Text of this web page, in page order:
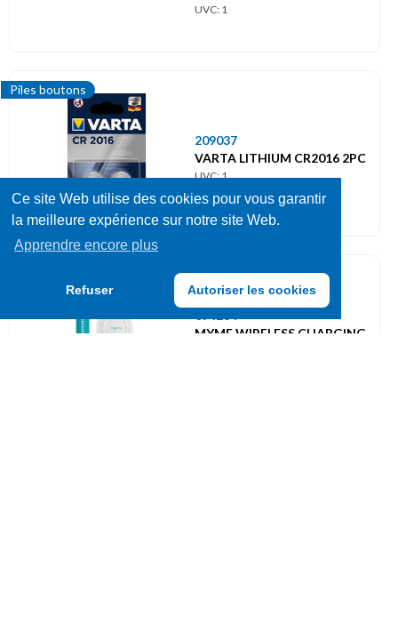
Ce site Web utilise des cookies pour vous garantir
la meilleure expérience sur notre site Web.
Apprendre encore plus
Refuser Autoriser les cookies
UVC: 1
Piles boutons
209037
VARTA LITHIUM CR2016 2PC
UVC: 1
MYME WIRELESS CHARGING